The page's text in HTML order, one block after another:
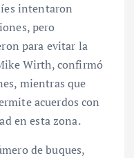
intentaron
pero
para evitar la
Wirth, confirmó
mientras que
acuerdos con
en esta zona.
de buques,